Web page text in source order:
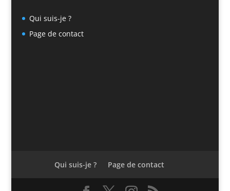
Qui suis-je ?
Page de contact
Qui suis-je ? Page de contact